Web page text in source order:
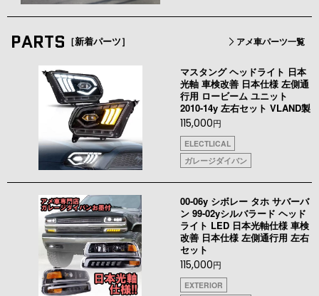
PARTS ［新着パーツ］ アメ車パーツ一覧
マスタング ヘッドライト 日本
光軸 車検改善 日本仕様 左側通
行用 ロービーム ユニット
2010-14y 左右セット VLAND製
115,000円
ELECTLICAL
ガレージダイバン
00-06y シボレー タホ サバーバ
ン 99-02yシルバラード ヘッド
ライト LED 日本光軸仕様 車検
改善 日本仕様 左側通行用 左右
セット
115,000円
EXTERIOR